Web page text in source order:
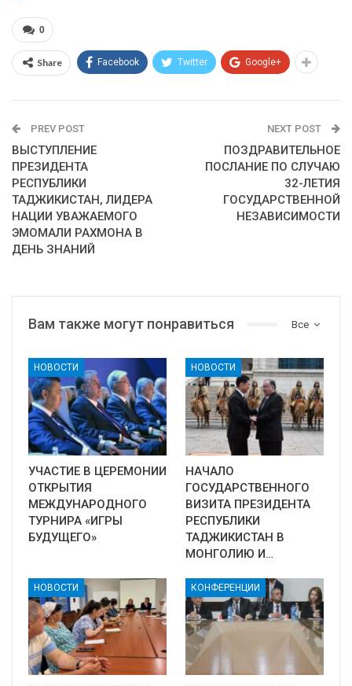
0
Share Facebook Twitter Google+
PREV POST
ВЫСТУПЛЕНИЕ
ПРЕЗИДЕНТА
РЕСПУБЛИКИ
ТАДЖИКИСТАН, ЛИДЕРА
НАЦИИ УВАЖАЕМОГО
ЭМОМАЛИ РАХМОНА В
ДЕНЬ ЗНАНИЙ
NEXT POST
ПОЗДРАВИТЕЛЬНОЕ
ПОСЛАНИЕ ПО СЛУЧАЮ
32-ЛЕТИЯ
ГОСУДАРСТВЕННОЙ
НЕЗАВИСИМОСТИ
Все
Вам также могут понравиться
НОВОСТИ
УЧАСТИЕ В ЦЕРЕМОНИИ
ОТКРЫТИЯ
МЕЖДУНАРОДНОГО
ТУРНИРА «ИГРЫ
БУДУЩЕГО»
НОВОСТИ
НАЧАЛО
ГОСУДАРСТВЕННОГО
ВИЗИТА ПРЕЗИДЕНТА
РЕСПУБЛИКИ
ТАДЖИКИСТАН В
МОНГОЛИЮ И…
НОВОСТИ КОНФЕРЕНЦИИ